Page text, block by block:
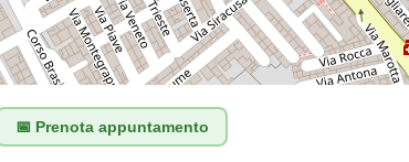
📅 Prenota appuntamento